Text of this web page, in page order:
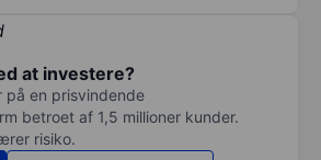
at investere?
på en prisvindende
betroet af 1,5 millioner kunder.
risiko.